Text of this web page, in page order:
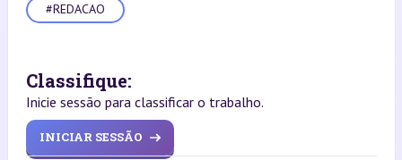
#REDACAO
Classifique:
Inicie sessão para classificar o trabalho.
INICIAR SESSÃO